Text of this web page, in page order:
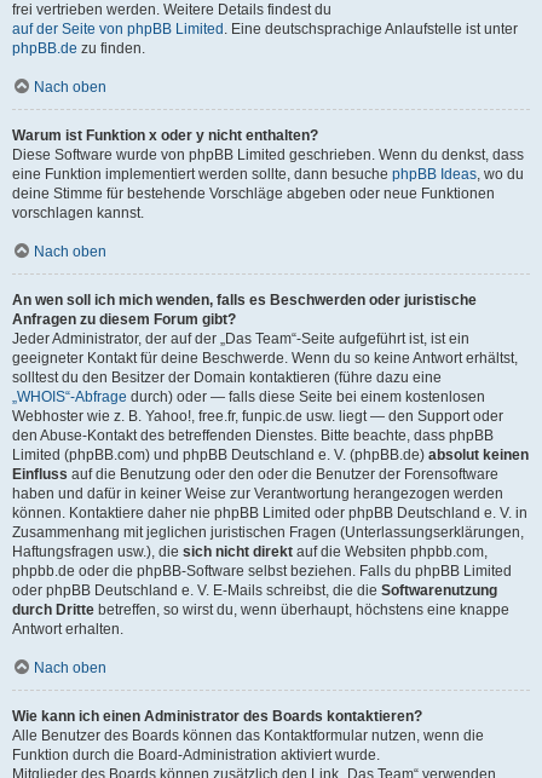
frei vertrieben werden. Weitere Details findest du
auf der Seite von phpBB Limited . Eine deutschsprachige Anlaufstelle ist unter
phpBB.de zu finden.
Nach oben
Warum ist Funktion x oder y nicht enthalten?
Diese Software wurde von phpBB Limited geschrieben. Wenn du denkst, dass
eine Funktion implementiert werden sollte, dann besuche phpBB Ideas, wo du
deine Stimme für bestehende Vorschläge abgeben oder neue Funktionen
vorschlagen kannst.
Nach oben
An wen soll ich mich wenden, falls es Beschwerden oder juristische
Anfragen zu diesem Forum gibt?
Jeder Administrator, der auf der „Das Team“-Seite aufgeführt ist, ist ein
geeigneter Kontakt für deine Beschwerde. Wenn du so keine Antwort erhältst,
solltest du den Besitzer der Domain kontaktieren (führe dazu eine
„WHOIS“-Abfrage durch) oder — falls diese Seite bei einem kostenlosen
Webhoster wie z. B. Yahoo!, free.fr, funpic.de usw. liegt — den Support oder
den Abuse-Kontakt des betreffenden Dienstes. Bitte beachte, dass phpBB
Limited (phpBB.com) und phpBB Deutschland e. V. (phpBB.de) absolut keinen
Einfluss auf die Benutzung oder den oder die Benutzer der Forensoftware
haben und dafür in keiner Weise zur Verantwortung herangezogen werden
können. Kontaktiere daher nie phpBB Limited oder phpBB Deutschland e. V. in
Zusammenhang mit jeglichen juristischen Fragen (Unterlassungserklärungen,
Haftungsfragen usw.), die sich nicht direkt auf die Websiten phpbb.com,
phpbb.de oder die phpBB-Software selbst beziehen. Falls du phpBB Limited
oder phpBB Deutschland e. V. E-Mails schreibst, die die Softwarenutzung
durch Dritte betreffen, so wirst du, wenn überhaupt, höchstens eine knappe
Antwort erhalten.
Nach oben
Wie kann ich einen Administrator des Boards kontaktieren?
Alle Benutzer des Boards können das Kontaktformular nutzen, wenn die
Funktion durch die Board-Administration aktiviert wurde.
Mitglieder des Boards können zusätzlich den Link „Das Team“ verwenden.